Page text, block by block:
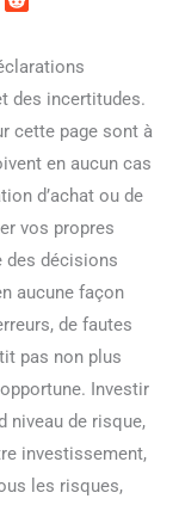
des incertitudes.
cette page sont à
en aucun cas
d’achat ou de
vos propres
des décisions
aucune façon
de fautes
pas non plus
Investir
niveau de risque,
investissement,
les risques,